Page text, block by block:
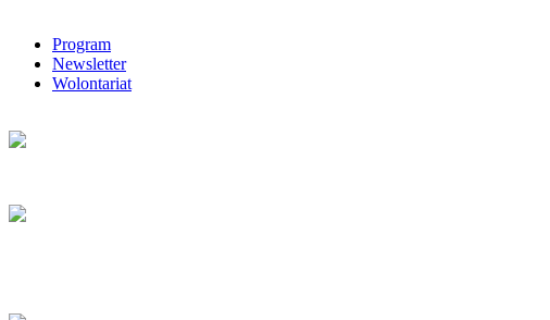
Program
Newsletter
Wolontariat